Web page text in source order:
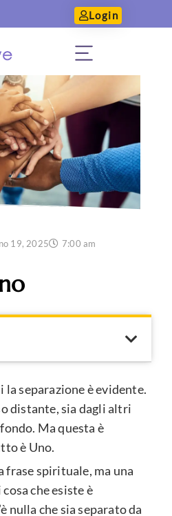
Login
19, 2025 7:00 am
separazione è evidente.
distante, sia dagli altri
Ma questa è
è Uno.
frase spirituale, ma una
che esiste è
nulla che sia separato da